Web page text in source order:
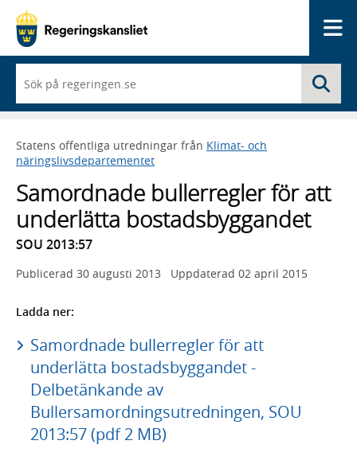
du
börjar
skriva
framträder
en
med
sökförslag
Statens offentliga utredningar från Klimat- och
näringslivsdepartementet
Samordnade bullerregler för att
underlätta bostadsbyggandet
SOU 2013:57
Publicerad 30 augusti 2013 Uppdaterad 02 april 2015
Ladda ner:
Samordnade bullerregler för att
underlätta bostadsbyggandet -
Delbetänkande av
Bullersamordningsutredningen, SOU
2013:57 (pdf 2 MB)